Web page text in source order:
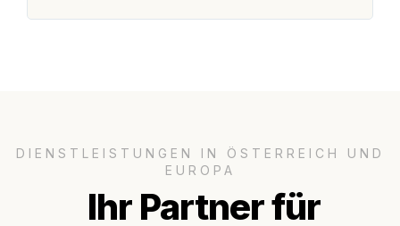
DIENSTLEISTUNGEN IN ÖSTERREICH UND
EUROPA
Ihr Partner für